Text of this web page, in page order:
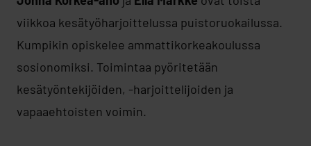
viikkoa kesätyöharjoittelussa puistoruokailussa.
Kumpikin opiskelee ammattikorkeakoulussa
sosionomiksi. Toimintaa pyöritetään
kesätyöntekijöiden, -harjoittelijoiden ja
vapaaehtoisten voimin.